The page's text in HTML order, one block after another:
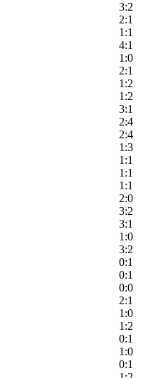
3:2
2:1
1:1
4:1
1:0
2:1
1:2
1:2
3:1
2:4
2:4
1:3
1:1
1:1
1:1
2:0
3:2
3:1
1:0
3:2
0:1
0:1
0:0
2:1
1:0
1:2
0:1
1:0
0:1